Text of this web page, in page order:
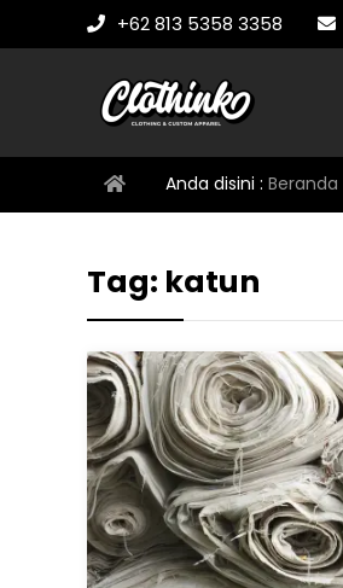
+62 813 5358 3358
Anda disini : Beranda
Tag: katun